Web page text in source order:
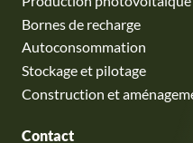
Bornes de recharge
Autoconsommation
Stockage et pilotage
Construction et
Contact